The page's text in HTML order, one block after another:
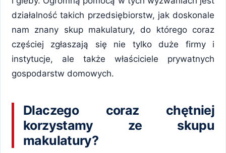
działalność takich przedsiębiorstw, jak doskonale
nam znany skup makulatury, do którego coraz
częściej zgłaszają się nie tylko duże firmy i
instytucje, ale także właściciele prywatnych
gospodarstw domowych.
Dlaczego coraz chętniej
korzystamy ze skupu
makulatury?